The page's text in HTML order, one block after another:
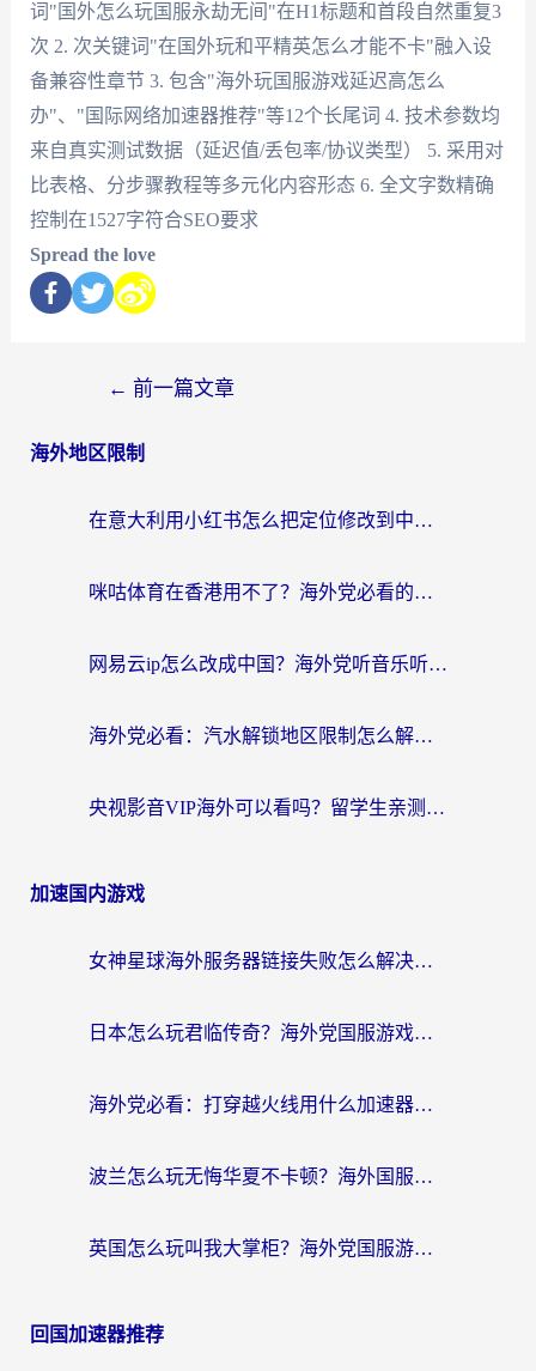
词"国外怎么玩国服永劫无间"在H1标题和首段自然重复3
次 2. 次关键词"在国外玩和平精英怎么才能不卡"融入设
备兼容性章节 3. 包含"海外玩国服游戏延迟高怎么
办"、"国际网络加速器推荐"等12个长尾词 4. 技术参数均
来自真实测试数据（延迟值/丢包率/协议类型） 5. 采用对
比表格、分步骤教程等多元化内容形态 6. 全文字数精确
控制在1527字符合SEO要求
Spread the love
← 前一篇文章
海外地区限制
在意大利用小红书怎么把定位修改到中国国内？3个实用技巧+1个靠谱工具帮你搞定
咪咕体育在香港用不了？海外党必看的回国加速器选择指南（附3个真实场景解决方案）
网易云ip怎么改成中国？海外党听音乐听书的无痛解决方案
海外党必看：汽水解锁地区限制怎么解除？3招解决国内影音&生活服务难题
央视影音VIP海外可以看吗？留学生亲测有效的回国加速器选择指南
加速国内游戏
女神星球海外服务器链接失败怎么解决？海外党国服游戏加速避坑指南
日本怎么玩君临传奇？海外党国服游戏加速避坑指南（附菲律宾欧洲玩家实测）
海外党必看：打穿越火线用什么加速器？解决延迟卡顿，还能玩奇妙拼图世界和第五人格
波兰怎么玩无悔华夏不卡顿？海外国服游戏加速器终极指南（附征途2萤火突击解决方案）
英国怎么玩叫我大掌柜？海外党国服游戏加速避坑指南（附实测推荐）
回国加速器推荐